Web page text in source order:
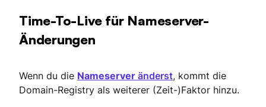
Time-To-Live für Nameserver-
Änderungen
Wenn du die Nameserver änderst, kommt die
Domain-Registry als weiterer (Zeit-)Faktor hinzu.